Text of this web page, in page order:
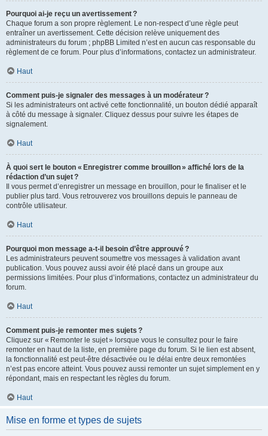
Pourquoi ai-je reçu un avertissement ?
Chaque forum a son propre règlement. Le non-respect d’une règle peut
entraîner un avertissement. Cette décision relève uniquement des
administrateurs du forum ; phpBB Limited n’est en aucun cas responsable du
règlement de ce forum. Pour plus d’informations, contactez un administrateur.
Haut
Comment puis-je signaler des messages à un modérateur ?
Si les administrateurs ont activé cette fonctionnalité, un bouton dédié apparaît
à côté du message à signaler. Cliquez dessus pour suivre les étapes de
signalement.
Haut
À quoi sert le bouton « Enregistrer comme brouillon » affiché lors de la
rédaction d’un sujet ?
Il vous permet d’enregistrer un message en brouillon, pour le finaliser et le
publier plus tard. Vous retrouverez vos brouillons depuis le panneau de
contrôle utilisateur.
Haut
Pourquoi mon message a-t-il besoin d’être approuvé ?
Les administrateurs peuvent soumettre vos messages à validation avant
publication. Vous pouvez aussi avoir été placé dans un groupe aux
permissions limitées. Pour plus d’informations, contactez un administrateur du
forum.
Haut
Comment puis-je remonter mes sujets ?
Cliquez sur « Remonter le sujet » lorsque vous le consultez pour le faire
remonter en haut de la liste, en première page du forum. Si le lien est absent,
la fonctionnalité est peut-être désactivée ou le délai entre deux remontées
n’est pas encore atteint. Vous pouvez aussi remonter un sujet simplement en y
répondant, mais en respectant les règles du forum.
Haut
Mise en forme et types de sujets